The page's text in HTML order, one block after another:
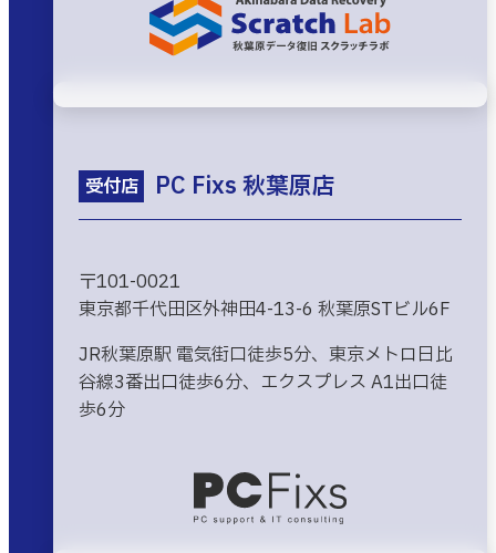
受付店 PC Fixs 秋葉原店
〒101-0021
東京都千代田区外神田4-13-6 秋葉原STビル6F
JR秋葉原駅 電気街口徒歩5分、東京メトロ日比
谷線3番出口徒歩6分、エクスプレス A1出口徒
歩6分